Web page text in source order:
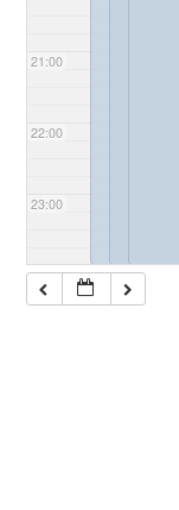
21:00
22:00
23:00